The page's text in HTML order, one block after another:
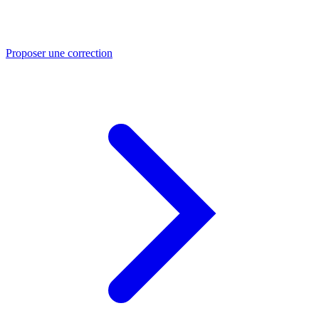
Proposer une correction